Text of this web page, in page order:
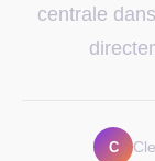
centrale
C